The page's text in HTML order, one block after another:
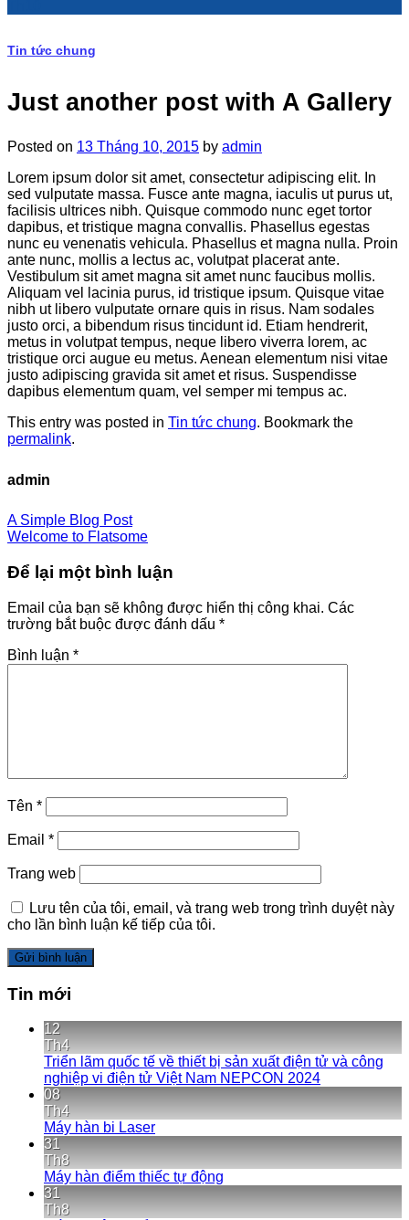
Tin tức chung
Just another post with A Gallery
Posted on 13 Tháng 10, 2015 by admin
Lorem ipsum dolor sit amet, consectetur adipiscing elit. In
sed vulputate massa. Fusce ante magna, iaculis ut purus ut,
facilisis ultrices nibh. Quisque commodo nunc eget tortor
dapibus, et tristique magna convallis. Phasellus egestas
nunc eu venenatis vehicula. Phasellus et magna nulla. Proin
ante nunc, mollis a lectus ac, volutpat placerat ante.
Vestibulum sit amet magna sit amet nunc faucibus mollis.
Aliquam vel lacinia purus, id tristique ipsum. Quisque vitae
nibh ut libero vulputate ornare quis in risus. Nam sodales
justo orci, a bibendum risus tincidunt id. Etiam hendrerit,
metus in volutpat tempus, neque libero viverra lorem, ac
tristique orci augue eu metus. Aenean elementum nisi vitae
justo adipiscing gravida sit amet et risus. Suspendisse
dapibus elementum quam, vel semper mi tempus ac.
This entry was posted in Tin tức chung. Bookmark the
permalink.
admin
A Simple Blog Post
Welcome to Flatsome
Để lại một bình luận
Email của bạn sẽ không được hiển thị công khai. Các
trường bắt buộc được đánh dấu *
Bình luận *
Tên *
Email *
Trang web
Lưu tên của tôi, email, và trang web trong trình duyệt này
cho lần bình luận kế tiếp của tôi.
Tin mới
12
Th4
Triển lãm quốc tế về thiết bị sản xuất điện tử và công
nghiệp vi điện tử Việt Nam NEPCON 2024
08
Th4
Máy hàn bi Laser
31
Th8
Máy hàn điểm thiếc tự động
31
Th8